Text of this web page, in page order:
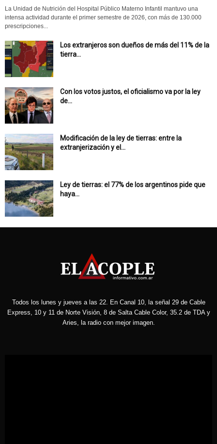
La Unidad de Nutrición del Hospital Público Materno Infantil mantuvo una
intensa actividad durante el primer semestre de 2026, con más de 130.000
prescripciones...
Los extranjeros son dueños de más del 11% de la
tierra...
Con los votos justos, el oficialismo va por la ley
de...
Modificación de la ley de tierras: entre la
extranjerización y el...
Ley de tierras: el 77% de los argentinos pide que
haya...
Todos los lunes y jueves a las 22. En Canal 10, la señal 29 de Cable
Express, 10 y 11 de Norte Visión, 8 de Salta Cable Color, 35.2 de TDA y
Aries, la radio con mejor imagen.